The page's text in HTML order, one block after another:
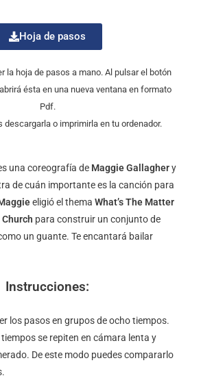
Hoja de pasos
la hoja de pasos a mano. Al pulsar el botón
ésta en una nueva ventana en formato
Pdf.
descargarla o imprimirla en tu ordenador.
una coreografía de Maggie Gallaghery
de cuán importante es la canción para
eligió el themaWhat’s The Matter
para construir un conjunto de
un guante. Te encantará bailar
Instrucciones:
los pasos en grupos de ocho tiempos.
se repiten en cámara lenta y
De este modo puedes compararlo